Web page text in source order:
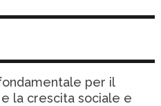
per il
la crescita sociale e